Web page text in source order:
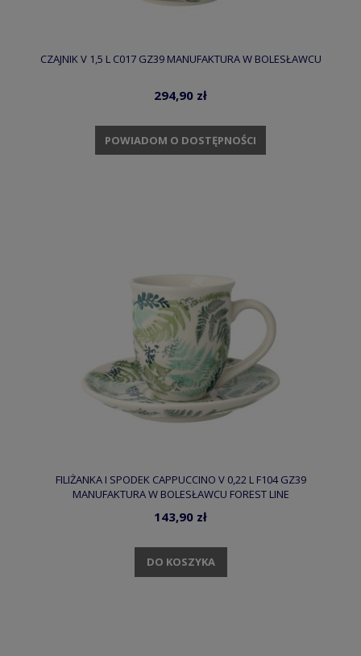
CZAJNIK V 1,5 L C017 GZ39 MANUFAKTURA W BOLESŁAWCU
294,90 zł
POWIADOM O DOSTĘPNOŚCI
FILIŻANKA I SPODEK CAPPUCCINO V 0,22 L F104 GZ39
MANUFAKTURA W BOLESŁAWCU FOREST LINE
143,90 zł
DO KOSZYKA